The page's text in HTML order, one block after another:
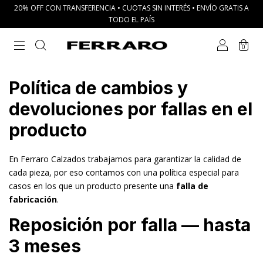
20% OFF CON TRANSFERENCIA • CUOTAS SIN INTERÉS • ENVÍO GRATIS A
TODO EL PAÍS
0
Política de cambios y
devoluciones por fallas en el
producto
En Ferraro Calzados trabajamos para garantizar la calidad de
cada pieza, por eso contamos con una política especial para
casos en los que un producto presente una falla de
fabricación.
Reposición por falla — hasta
3 meses